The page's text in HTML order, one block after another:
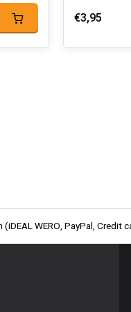
€3,95
(iDEAL WERO, PayPal, Credit